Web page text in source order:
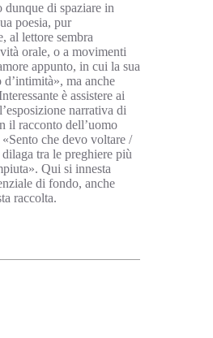
dunque di spaziare in
poesia, pur
al lettore sembra
orale, o a movimenti
appunto, in cui la sua
ma anche
è assistere ai
narrativa di
il racconto dell’uomo
che devo voltare /
tra le preghiere più
Qui si innesta
di fondo, anche
raccolta.